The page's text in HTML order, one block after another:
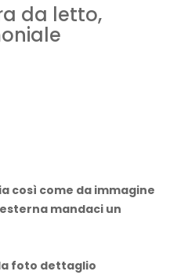
da letto,
così come da immagine
mandaci un
foto dettaglio